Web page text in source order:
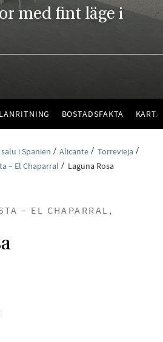
med fint läge i
BOSTADSFAKTA KARTA
i Spanien Alicante
Torrevieja
– El Chaparral
Laguna Rosa
– EL CHAPARRAL,